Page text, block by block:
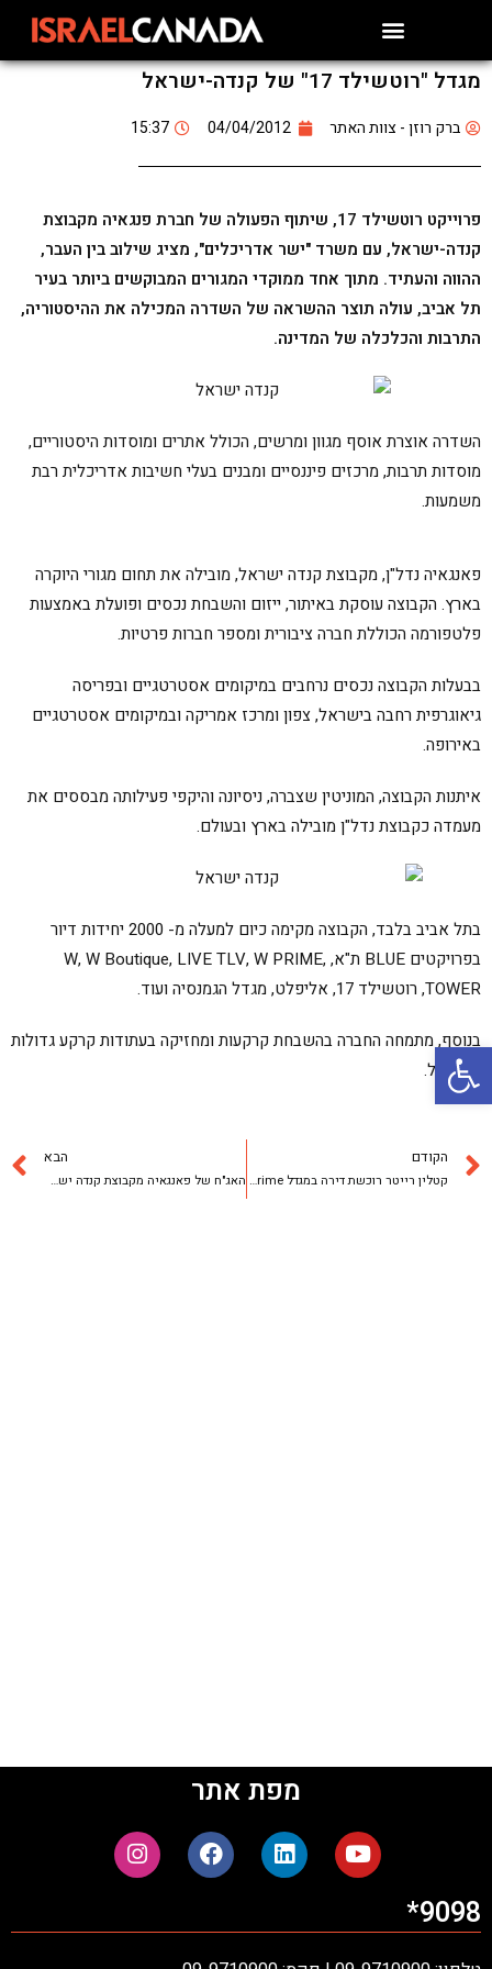
פתח סרגל נגישות
מגדל "רוטשילד 17" של קנדה-ישראל
ברק רוזן - צוות האתר 04/04/2012
15:37
פרוייקט רוטשילד 17, שיתוף הפעולה של חברת פנגאיה מקבוצת
קנדה-ישראל, עם משרד "ישר אדריכלים", מציג שילוב בין העבר,
ההווה והעתיד. מתוך אחד ממוקדי המגורים המבוקשים ביותר בעיר
תל אביב, עולה תוצר ההשראה של השדרה המכילה את ההיסטוריה,
התרבות והכלכלה של המדינה.
השדרה אוצרת אוסף מגוון ומרשים, הכולל אתרים ומוסדות היסטוריים,
מוסדות תרבות, מרכזים פיננסיים ומבנים בעלי חשיבות אדריכלית רבת
משמעות.
פאנגאיה נדל"ן, מקבוצת קנדה ישראל, מובילה את תחום מגורי היוקרה
בארץ. הקבוצה עוסקת באיתור, ייזום והשבחת נכסים ופועלת באמצעות
פלטפורמה הכוללת חברה ציבורית ומספר חברות פרטיות.
בבעלות הקבוצה נכסים נרחבים במיקומים אסטרטגיים ובפריסה
גיאוגרפית רחבה בישראל, צפון ומרכז אמריקה ובמיקומים אסטרטגיים
באירופה.
איתנות הקבוצה, המוניטין שצברה, ניסיונה והיקפי פעילותה מבססים את
מעמדה כקבוצת נדל"ן מובילה בארץ ובעולם.
בתל אביב בלבד, הקבוצה מקימה כיום למעלה מ- 2000 יחידות דיור
בפרויקטים BLUE ת"א, W, W Boutique, LIVE TLV, W PRIME,
TOWER, רוטשילד 17, אליפלט, מגדל הגמנסיה ועוד.
בנוסף, מתמחה החברה בהשבחת קרקעות ומחזיקה בעתודות קרקע גדולות
בישראל.
הקודם
קטלין רייטר רוכשת דירה במגדל W-Prime של קנדה-ישראל
הבא
האג"ח של פאנגאיה מקבוצת קנדה ישראל עולות ב-2.4 אחוז.
מפת אתר
9098*